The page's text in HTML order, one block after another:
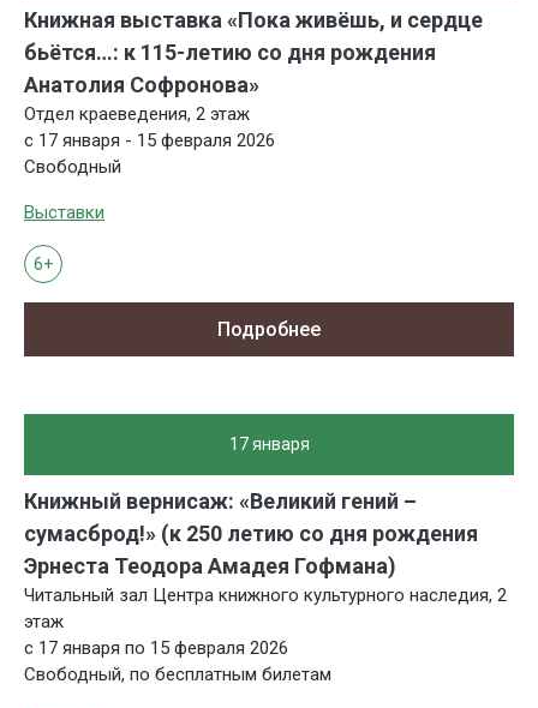
Книжная выставка «Пока живёшь, и сердце
бьётся…: к 115-летию со дня рождения
Анатолия Софронова»
Отдел краеведения, 2 этаж
с 17 января - 15 февраля 2026
Свободный
Выставки
6+
Подробнее
17 января
Книжный вернисаж: «Великий гений –
сумасброд!» (к 250 летию со дня рождения
Эрнеста Теодора Амадея Гофмана)
Читальный зал Центра книжного культурного наследия, 2
этаж
с 17 января по 15 февраля 2026
Свободный, по бесплатным билетам